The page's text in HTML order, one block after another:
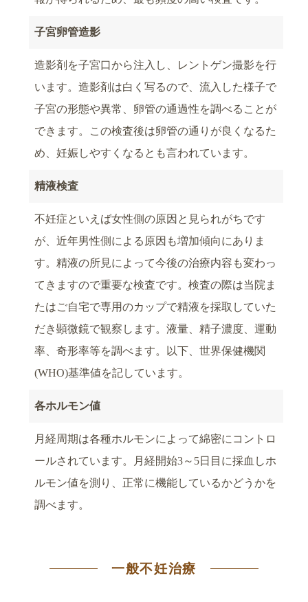
子宮卵管造影
造影剤を子宮口から注入し、レントゲン撮影を行
います。造影剤は白く写るので、流入した様子で
子宮の形態や異常、卵管の通過性を調べることが
できます。この検査後は卵管の通りが良くなるた
め、妊娠しやすくなるとも言われています。
精液検査
不妊症といえば女性側の原因と見られがちです
が、近年男性側による原因も増加傾向にありま
す。精液の所見によって今後の治療内容も変わっ
てきますので重要な検査です。検査の際は当院ま
たはご自宅で専用のカップで精液を採取していた
だき顕微鏡で観察します。液量、精子濃度、運動
率、奇形率等を調べます。以下、世界保健機関
(WHO)基準値を記しています。
各ホルモン値
月経周期は各種ホルモンによって綿密にコントロ
ールされています。月経開始3～5日目に採血しホ
ルモン値を測り、正常に機能しているかどうかを
調べます。
一般不妊治療